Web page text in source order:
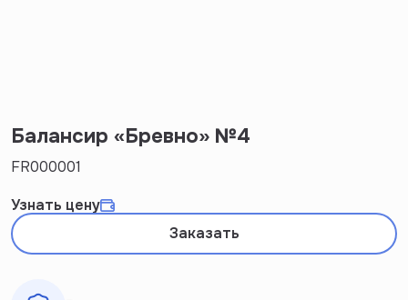
Балансир «Бревно» №4
FR000001
Узнать цену
Заказать